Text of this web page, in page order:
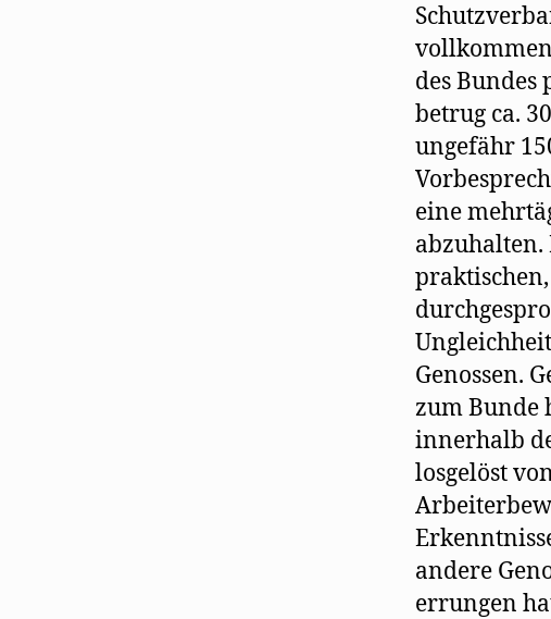
des
betrug ca.
ungefähr
eine
Genossen.
zum Bunde
innerhalb
losgelöst
andere
errungen